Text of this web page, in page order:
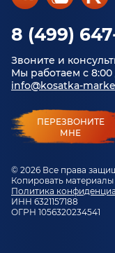
8 (499)
Звоните и
Мы работаем с 8:00
info@kosatka-
ПЕРЕЗВОНИТЕ
МНЕ
© 2026 Все права
Копировать
Политика
ИНН 6321157188
ОГРН 1056320234541